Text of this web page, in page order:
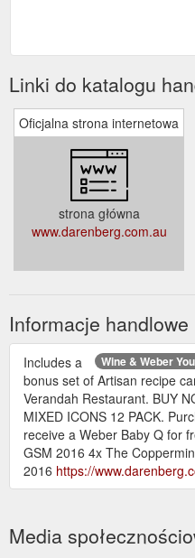
Linki do katalogu
Oficjalna strona internetowa
strona główna
www.darenberg.com.au
Informacje handlowe
Wine & Weber
Includes a
bonus set of Artisan recipe
Verandah Restaurant. BUY
MIXED ICONS 12 PACK.
receive a Weber Baby Q for
GSM 2016 4x The
2016 https://
Media